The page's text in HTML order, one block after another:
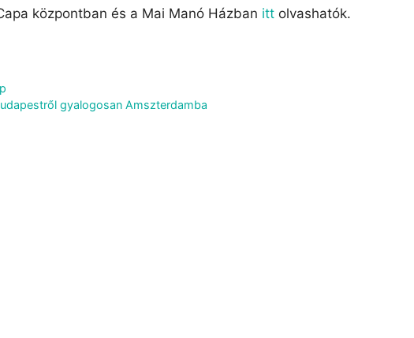
központban és a Mai Manó Házban itt olvashatók.
gyalogosan Amszterdamba